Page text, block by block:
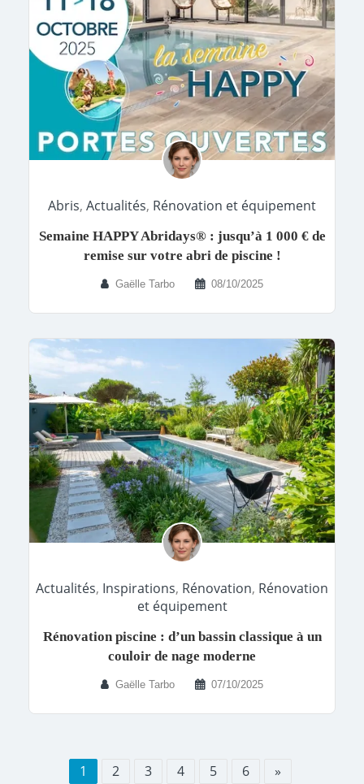
Abris, Actualités, Rénovation et équipement
Semaine HAPPY Abridays® : jusqu’à 1 000 € de
remise sur votre abri de piscine !
Gaëlle Tarbo 08/10/2025
Actualités, Inspirations, Rénovation, Rénovation
et équipement
Rénovation piscine : d’un bassin classique à un
couloir de nage moderne
Gaëlle Tarbo 07/10/2025
1 2 3 4 5 6 »